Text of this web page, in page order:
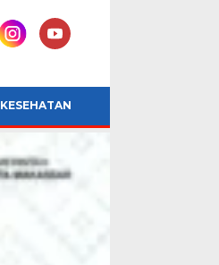
KESEHATAN